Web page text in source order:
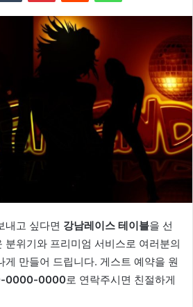
내고 싶다면 강남레이스 테이블을 선
분위기와 프리미엄 서비스로 여러분의
게 만들어 드립니다. 게스트 예약을 원
0000-0000로 연락주시면 친절하게